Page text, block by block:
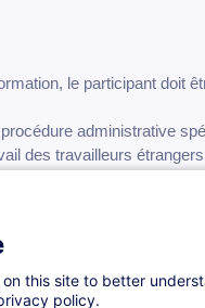
le participant doit
des travailleurs
du régime particulier des
this site to better
policy.